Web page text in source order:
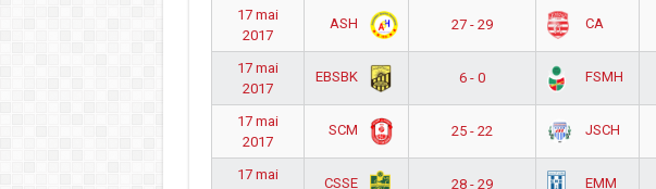
17 mai
2017
ASH 27 - 29 CA
17 mai
2017
EBSBK 6 - 0 FSMH
17 mai
2017
SCM 25 - 22 JSCH
17 mai
CSSE 28 - 29 EMM